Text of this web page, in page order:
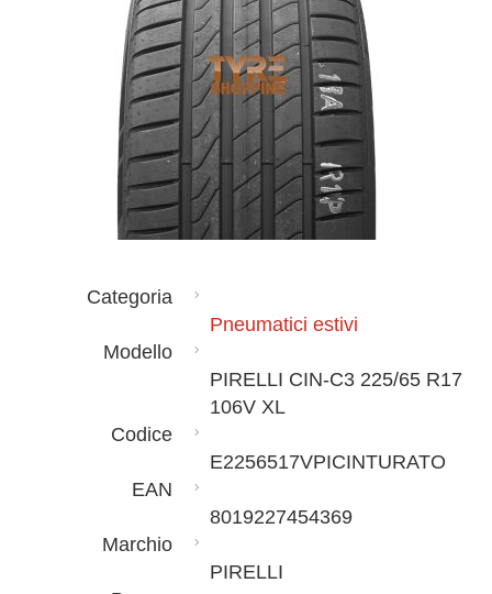
Categoria
Pneumatici estivi
Modello
PIRELLI CIN-C3 225/65 R17
106V XL
Codice
E2256517VPICINTURATO
EAN
8019227454369
Marchio
PIRELLI